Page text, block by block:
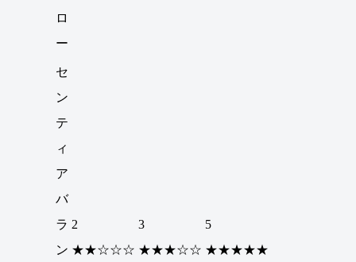
ロ
ー
セ
ン
テ
ィ
ア
バ
ラ
ン
2
★★☆☆☆
3
★★★☆☆
5
★★★★★